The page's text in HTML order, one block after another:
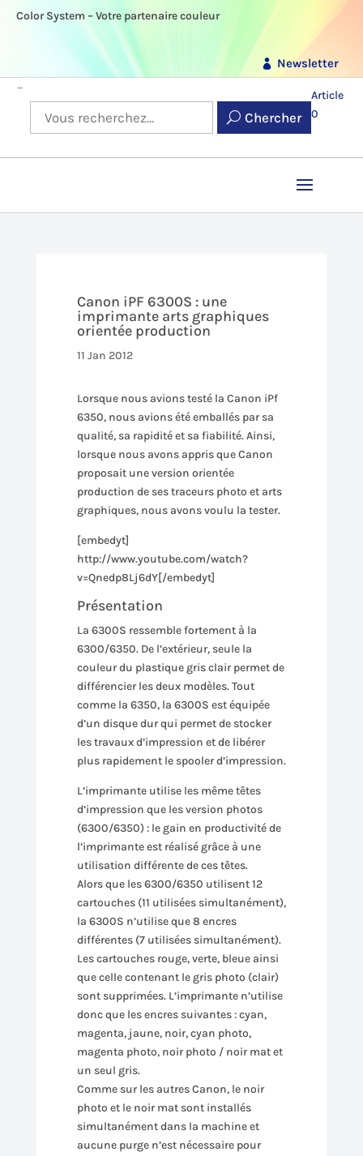
Color System – Votre partenaire couleur
Newsletter
Chercher
Article
0
Canon iPF 6300S : une
imprimante arts graphiques
orientée production
11 Jan 2012
Lorsque nous avions testé la Canon iPf
6350, nous avions été emballés par sa
qualité, sa rapidité et sa fiabilité. Ainsi,
lorsque nous avons appris que Canon
proposait une version orientée
production de ses traceurs photo et arts
graphiques, nous avons voulu la tester.
[embedyt]
http://www.youtube.com/watch?
v=Qnedp8Lj6dY[/embedyt]
Présentation
La 6300S ressemble fortement à la
6300/6350. De l’extérieur, seule la
couleur du plastique gris clair permet de
différencier les deux modèles. Tout
comme la 6350, la 6300S est équipée
d’un disque dur qui permet de stocker
les travaux d’impression et de libérer
plus rapidement le spooler d’impression.
L’imprimante utilise les même têtes
d’impression que les version photos
(6300/6350) : le gain en productivité de
l’imprimante est réalisé grâce à une
utilisation différente de ces têtes.
Alors que les 6300/6350 utilisent 12
cartouches (11 utilisées simultanément),
la 6300S n’utilise que 8 encres
différentes (7 utilisées simultanément).
Les cartouches rouge, verte, bleue ainsi
que celle contenant le gris photo (clair)
sont supprimées. L’imprimante n’utilise
donc que les encres suivantes : cyan,
magenta, jaune, noir, cyan photo,
magenta photo, noir photo / noir mat et
un seul gris.
Comme sur les autres Canon, le noir
photo et le noir mat sont installés
simultanément dans la machine et
aucune purge n’est nécessaire pour